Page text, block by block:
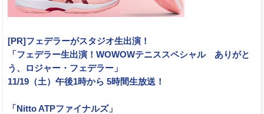
[PR]フェデラーがスタジオ生出演！
「フェデラー生出演！WOWOWテニススペシャル ありがと
う、ロジャー・フェデラー」
11/19（土）午後1時から 5時間生放送！
「Nitto ATPファイナルズ」